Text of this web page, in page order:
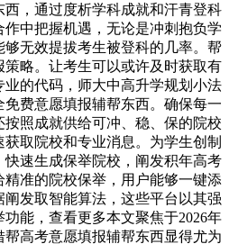
，通过度析学科成就和汗青登科
中把握机遇，无论是冲刺抱负学
无效提拔考生被登科的几率。帮
略。让考生可以或许及时获取有
的代码，师大中高升学规划小法
费意愿填报辅帮东西。确保每一
照成就供给可冲、稳、保的院校
取院校和专业消息。为学生创制
速生成保举院校，阐发积年高考
准的院校保举，用户能够一键添
发取智能算法，这些平台以其强
能，查看更多本文聚焦于2026年
高考意愿填报辅帮东西显得尤为